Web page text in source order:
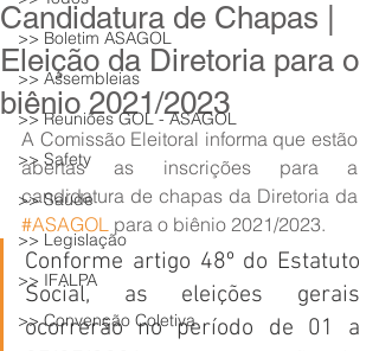
>> Boletim ASAGOL
>> Assembleias
>> Reuniões GOL - ASAGOL
>> Safety
>> Saúde
>> Legislação
>> IFALPA
>> Convenção Coletiva
Candidatura de Chapas |
Eleição da Diretoria para o
biênio 2021/2023
A Comissão Eleitoral informa que estão
abertas as inscrições para a
#ASAGOL para o biênio 2021/2023.
Conforme artigo 48º do Estatuto
Social, as eleições gerais
ocorrerão no período de 01 a